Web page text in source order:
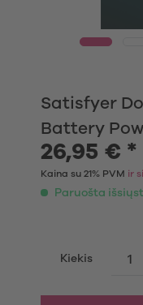
Satisfyer
Battery
26,95 € *
Kaina su 21% PVM ir
Paruošta
Kiekis